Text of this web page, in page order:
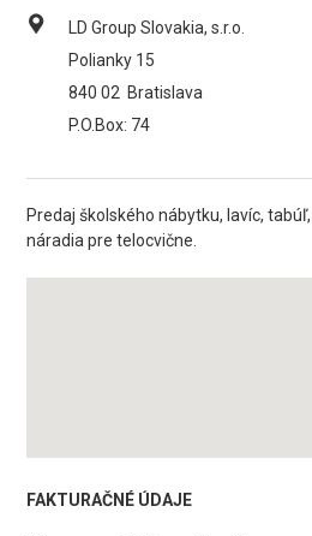
LD Group Slovakia, s.r.o.
Polianky 15
840 02 Bratislava
P.O.Box: 74
Predaj školského nábytku, lavíc,
náradia pre telocvične.
FAKTURAČNÉ ÚDAJE